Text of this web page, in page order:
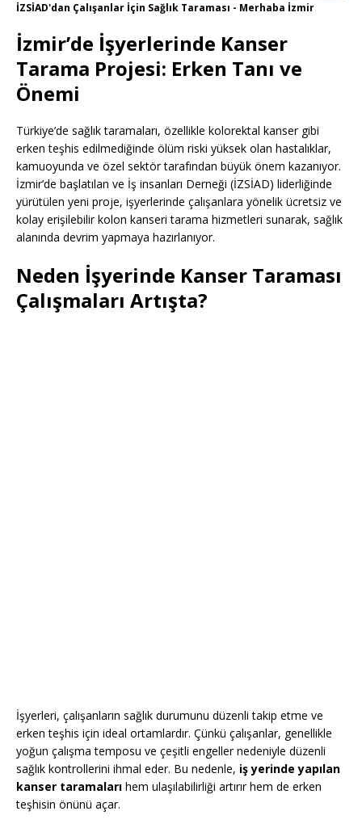
İZSİAD'dan Çalışanlar İçin Sağlık Taraması - Merhaba İzmir
İzmir’de İşyerlerinde Kanser
Tarama Projesi: Erken Tanı ve
Önemi
Türkiye’de sağlık taramaları, özellikle kolorektal kanser gibi
erken teşhis edilmediğinde ölüm riski yüksek olan hastalıklar,
kamuoyunda ve özel sektör tarafından büyük önem kazanıyor.
İzmir’de başlatılan ve İş insanları Derneği (İZSİAD) liderliğinde
yürütülen yeni proje, işyerlerinde çalışanlara yönelik ücretsiz ve
kolay erişilebilir kolon kanseri tarama hizmetleri sunarak, sağlık
alanında devrim yapmaya hazırlanıyor.
Neden İşyerinde Kanser Taraması
Çalışmaları Artışta?
İşyerleri, çalışanların sağlık durumunu düzenli takip etme ve
erken teşhis için ideal ortamlardır. Çünkü çalışanlar, genellikle
yoğun çalışma temposu ve çeşitli engeller nedeniyle düzenli
sağlık kontrollerini ihmal eder. Bu nedenle, iş yerinde yapılan
kanser taramaları hem ulaşılabilirliği artırır hem de erken
teşhisin önünü açar.